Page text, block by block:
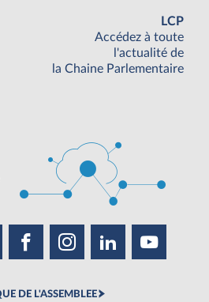
LCP
Accédez à toute
l'actualité de
la Chaine Parlementaire
DE L'ASSEMBLEE